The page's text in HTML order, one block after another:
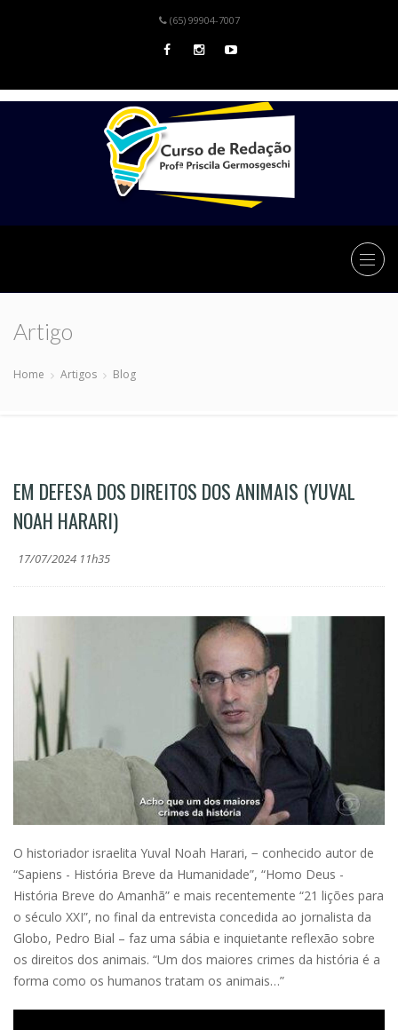
(65) 99904-7007
Artigo
Home Artigos Blog
EM DEFESA DOS DIREITOS DOS ANIMAIS (YUVAL
NOAH HARARI)
17/07/2024 11h35
O historiador israelita Yuval Noah Harari, − conhecido autor de
“Sapiens - História Breve da Humanidade”, “Homo Deus -
História Breve do Amanhã” e mais recentemente “21 lições para
o século XXI”, no final da entrevista concedida ao jornalista da
Globo, Pedro Bial – faz uma sábia e inquietante reflexão sobre
os direitos dos animais. “Um dos maiores crimes da história é a
forma como os humanos tratam os animais…”